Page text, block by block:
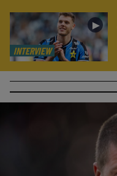
INTERVIEW
►